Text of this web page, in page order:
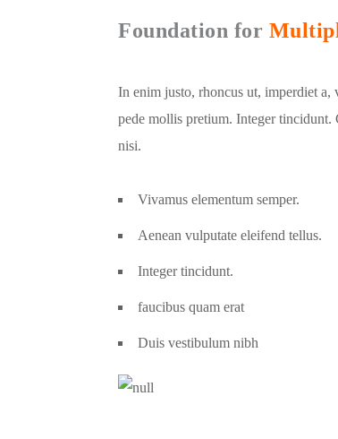
Foundation for
In enim justo, rhoncus ut, imperdiet
pede mollis pretium. Integer tincidunt.
nisi.
Vivamus elementum semper.
Aenean vulputate eleifend tellus.
Integer tincidunt.
faucibus quam erat
Duis vestibulum nibh